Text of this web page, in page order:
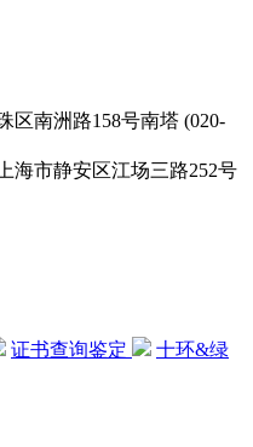
区南洲路158号南塔 (020-
海市静安区江场三路252号
证书查询鉴定
十环&绿